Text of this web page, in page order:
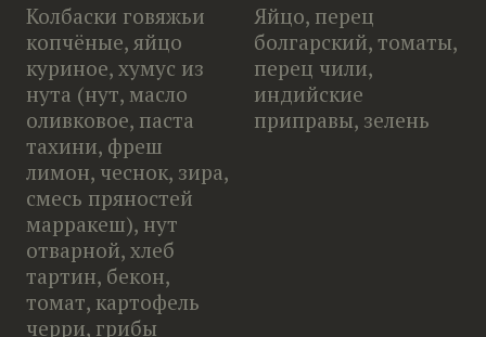
Колбаски говяжьи
копчёные, яйцо
куриное, хумус из
нута (нут, масло
оливковое, паста
тахини, фреш
лимон, чеснок, зира,
смесь пряностей
марракеш), нут
отварной, хлеб
тартин, бекон,
томат, картофель
черри, грибы
Яйцо, перец
болгарский, томаты,
перец чили,
индийские
приправы, зелень